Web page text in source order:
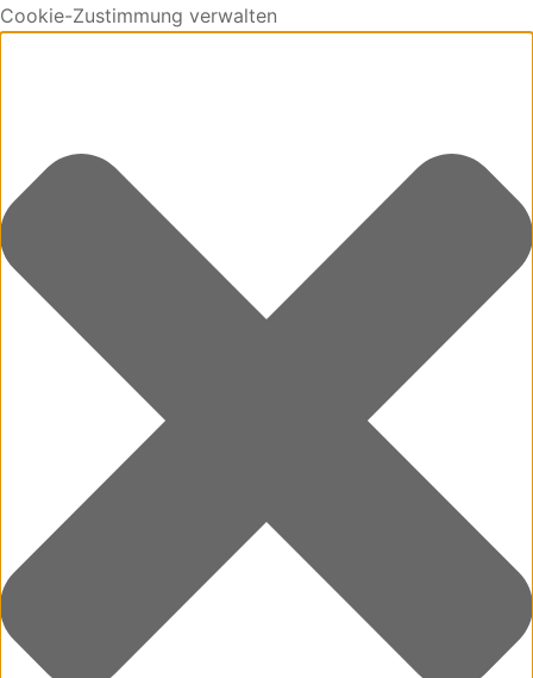
Cookie-Zustimmung verwalten
Cart0
No products in the cart.